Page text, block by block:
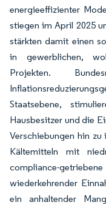
energieeffizienter
stiegen im April 2025
stärkten damit einen
in gewerblichen,
Projekten.
Staatsebene,
Hausbesitzer und die
Verschiebungen hin
Kältemitteln mit
compliance-
wiederkehrender
ein anhaltender